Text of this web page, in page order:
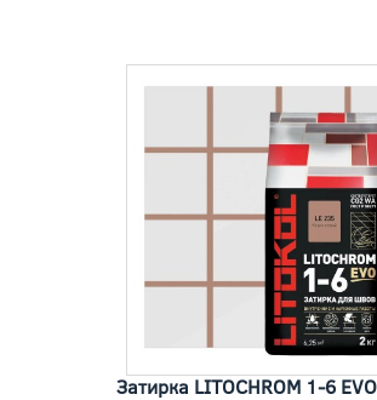
Затирка LITOCHROM 1-6